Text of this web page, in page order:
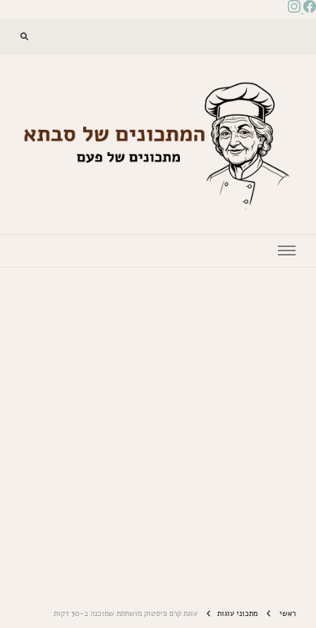
ראשי מתכוני עוגות עוגת קרם פיסטוק מושחתת שמוכנה ב-30 דקות